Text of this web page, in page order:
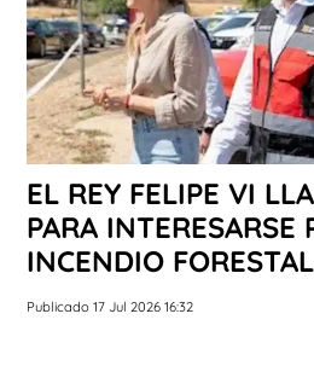
EL REY FELIPE VI
PARA INTERESARSE
INCENDIO
Publicado 17 Jul 2026 16:32